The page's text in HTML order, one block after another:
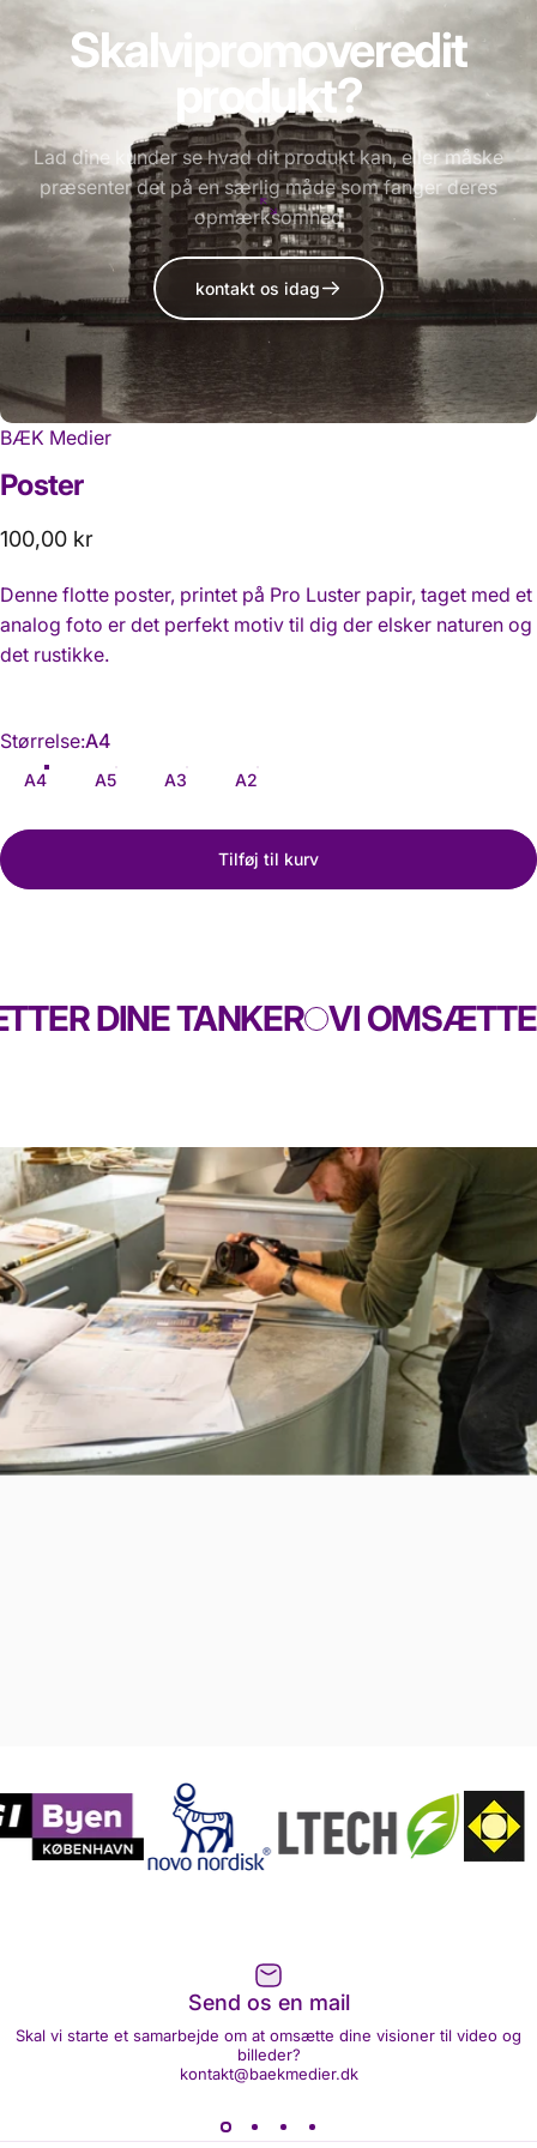
Skalvi promoveredit
produkt?
Lad dine kunder se hvad dit produkt kan, eller måske
præsenter det på en særlig måde som fanger deres
opmærksomhed
kontakt os idag
BÆK Medier
Poster
100,00 kr
Denne flotte poster, printet på Pro Luster papir, taget med et
analog foto er det perfekt motiv til dig der elsker naturen og
det rustikke.
Størrelse
Størrelse:A4
A4 A5 A3 A2
Tilføj til kurv
DINE TANKER VI OMSÆTTER
professionelt udtryk i min visuelle
identitet. Han er super professionel
arbejde sammen med
Send os en mail
Skal vi starte et samarbejde om at omsætte dine visioner til video og
billeder?
kontakt@baekmedier.dk